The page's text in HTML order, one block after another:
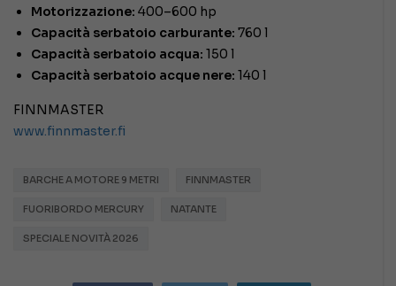
Motorizzazione: 400–600 hp
Capacità serbatoio carburante: 760 l
Capacità serbatoio acqua: 150 l
Capacità serbatoio acque nere: 140 l
FINNMASTER
www.finnmaster.fi
BARCHE A MOTORE 9 METRI FINNMASTER
FUORIBORDO MERCURY NATANTE
SPECIALE NOVITÀ 2026